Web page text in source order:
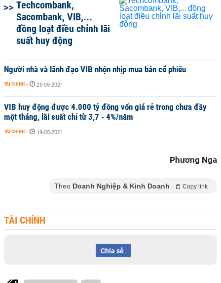
Techcombank,
Sacombank, VIB,...
đồng loạt điều chỉnh lãi
suất huy động
Người nhà và lãnh đạo VIB nhộn nhịp mua bán cổ phiếu
TÀI CHÍNH - 25-05-2021
VIB huy động được 4.000 tỷ đồng vốn giá rẻ trong chưa đầy
một tháng, lãi suất chỉ từ 3,7 - 4%/năm
TÀI CHÍNH - 19-05-2021
Phương Nga
Theo Doanh Nghiệp & Kinh Doanh Copy link
TÀI CHÍNH
Chia sẻ